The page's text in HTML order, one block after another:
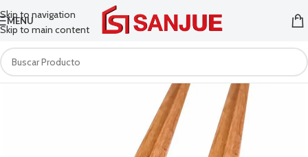
Skip to navigation
Skip to main content
MENU